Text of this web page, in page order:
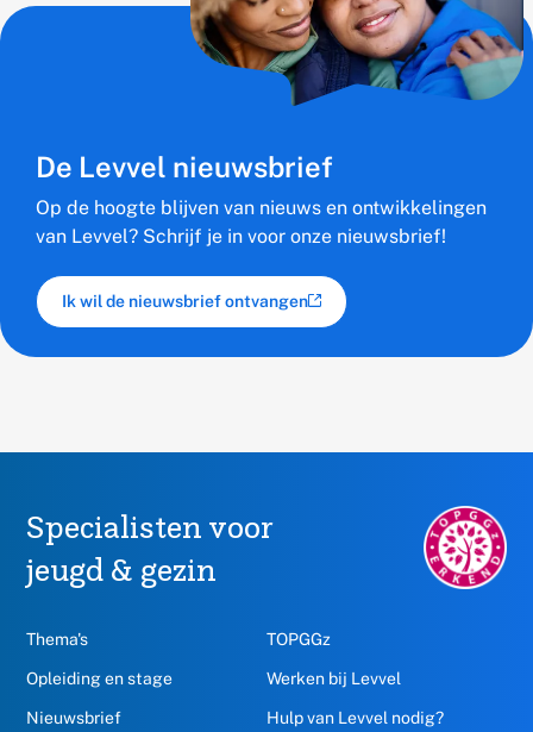
De Levvel nieuwsbrief
Op de hoogte blijven van nieuws en ontwikkelingen
van Levvel? Schrijf je in voor onze nieuwsbrief!
Ik wil de nieuwsbrief ontvangen
(externe link)
Specialisten voor
jeugd & gezin
TOPGGz.nl,
opent
in
Thema's TOPGGz
Opleiding en stage Werken bij Levvel
Nieuwsbrief Hulp van Levvel nodig?